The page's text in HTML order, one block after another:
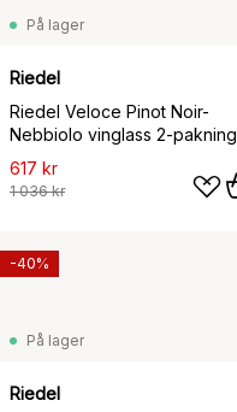
På lager
Riedel
Riedel Veloce Pinot Noir-
Nebbiolo vinglass 2-pakning,
76,8 cl
617 kr
1 036 kr
På lager
Riedel
-40%